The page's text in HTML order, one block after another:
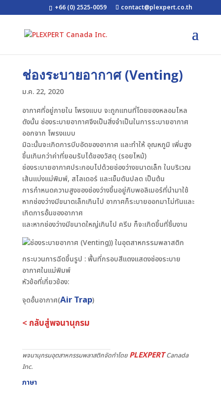
+66 (0) 2525-0059 contact@plexpert.co.th
ช่องระบายอากาศ (Venting)
ม.ค. 22, 2020
อากาศที่อยู่ภายใน โพรงแบบ จะถูกแทนที่โดยของหลอมไหล
ดังนั้น ช่องระบายอากาศจึงเป็นสิ่งจำเป็นในการระบายอากาศ
ออกจาก โพรงแบบ
มิฉะนั้นจะเกิดการบีบอัดของอากาศ และทำให้ อุณหภูมิ เพิ่มสูง
ขึ้นเกินกว่าค่าที่ยอมรับได้ของวัสดุ (รอยไหม้)
ช่องระบายอากาศประกอบไปด้วยช่องว่างขนาดเล็ก ในบริเวณ
เส้นแบ่งแม่พิมพ์, สไลเดอร์ และเข็มดันปลด เป็นต้น
การกำหนดความสูงของช่องว่างขึ้นอยู่กับพอลิเมอร์ที่นำมาใช้
หากช่องว่างมีขนาดเล็กเกินไป อากาศก็ระบายออกมาไม่ทันและ
เกิดการอั้นของอากาศ
และหากช่องว่างมีขนาดใหญ่เกินไป ครีบ ก็จะเกิดขึ้นที่ชิ้นงาน
กระบวนการฉีดขึ้นรูป : พื้นที่กรอบสีแดงแสดงช่องระบาย
อากาศในแม่พิมพ์
หัวข้อที่เกี่ยวข้อง:
จุดอั้นอากาศ(Air Trap)
< กลับสู่พจนานุกรม
พจนานุกรมอุตสาหกรรมพลาสติกจัดทำโดยPLEXPERTCanada
Inc.
ภาษา